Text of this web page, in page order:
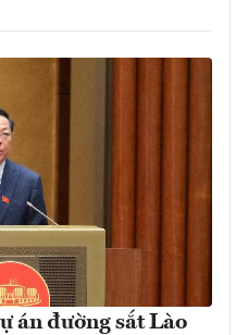
án đường sắt Lào